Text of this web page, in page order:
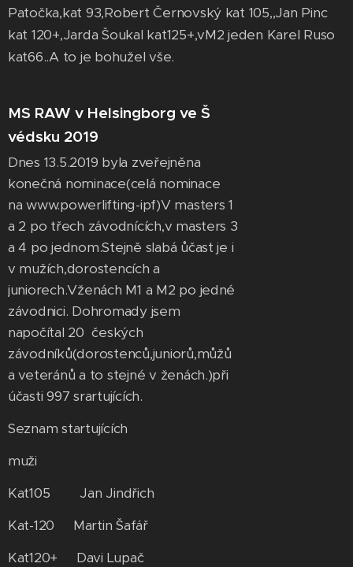
Patočka,kat 93,Robert Černovský kat 105,,Jan Pinc
kat 120+,Jarda Šoukal kat125+,vM2 jeden Karel Ruso
kat66..A to je bohužel vše.
MS RAW v Helsingborg ve Š
védsku 2019
Dnes 13.5.2019 byla zveřejněna
konečná nominace(celá nominace
na www.powerlifting-ipf)V masters 1
a 2 po třech závodnících,v masters 3
a 4 po jednom.Stejně slabá ůčast je i
v mužích,dorostencích a
juniorech.Vženách M1 a M2 po jedné
závodnici. Dohromady jsem
napočítal 20 českých
závodníků(dorostenců,juniorů,můžů
a veteránů a to stejné v ženách.)při
účasti 997 srartujících.
Seznam startujících
muži
Kat105 Jan Jindřich
Kat-120 Martin Šafář
Kat120+ Davi Lupač